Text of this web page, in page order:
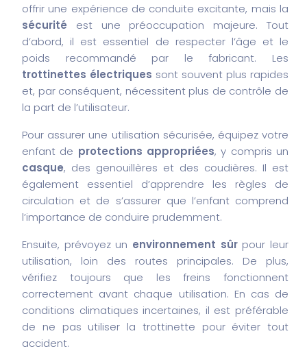
offrir une expérience de conduite excitante, mais la
sécurité est une préoccupation majeure. Tout
d’abord, il est essentiel de respecter l’âge et le
poids recommandé par le fabricant. Les
trottinettes électriques sont souvent plus rapides
et, par conséquent, nécessitent plus de contrôle de
la part de l’utilisateur.
Pour assurer une utilisation sécurisée, équipez votre
enfant de protections appropriées, y compris un
casque, des genouillères et des coudières. Il est
également essentiel d’apprendre les règles de
circulation et de s’assurer que l’enfant comprend
l’importance de conduire prudemment.
Ensuite, prévoyez un environnement sûrpour leur
utilisation, loin des routes principales. De plus,
vérifiez toujours que les freins fonctionnent
correctement avant chaque utilisation. En cas de
conditions climatiques incertaines, il est préférable
de ne pas utiliser la trottinette pour éviter tout
accident.